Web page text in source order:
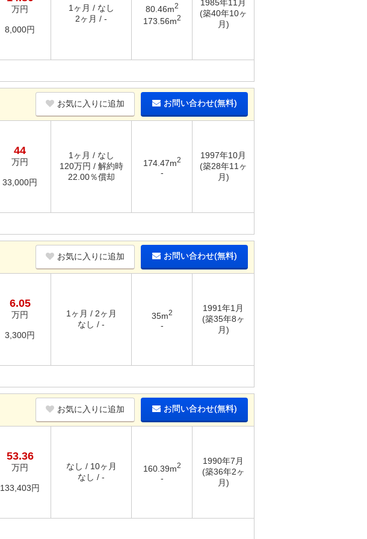
万円
8,000円
1ヶ月 / なし
2ヶ月 / -
80.46m2
173.56m2
1985年11月
(築40年10ヶ
月)
お気に入りに追加 お問い合わせ(無料)
44
万円
33,000円
1ヶ月 / なし
120万円 / 解約時
22.00％償却
174.47m2
-
1997年10月
(築28年11ヶ
月)
お気に入りに追加 お問い合わせ(無料)
6.05
万円
3,300円
1ヶ月 / 2ヶ月
なし / -
35m2
-
1991年1月
(築35年8ヶ
月)
お気に入りに追加 お問い合わせ(無料)
53.36
万円
133,403円
なし / 10ヶ月
なし / -
160.39m2
-
1990年7月
(築36年2ヶ
月)